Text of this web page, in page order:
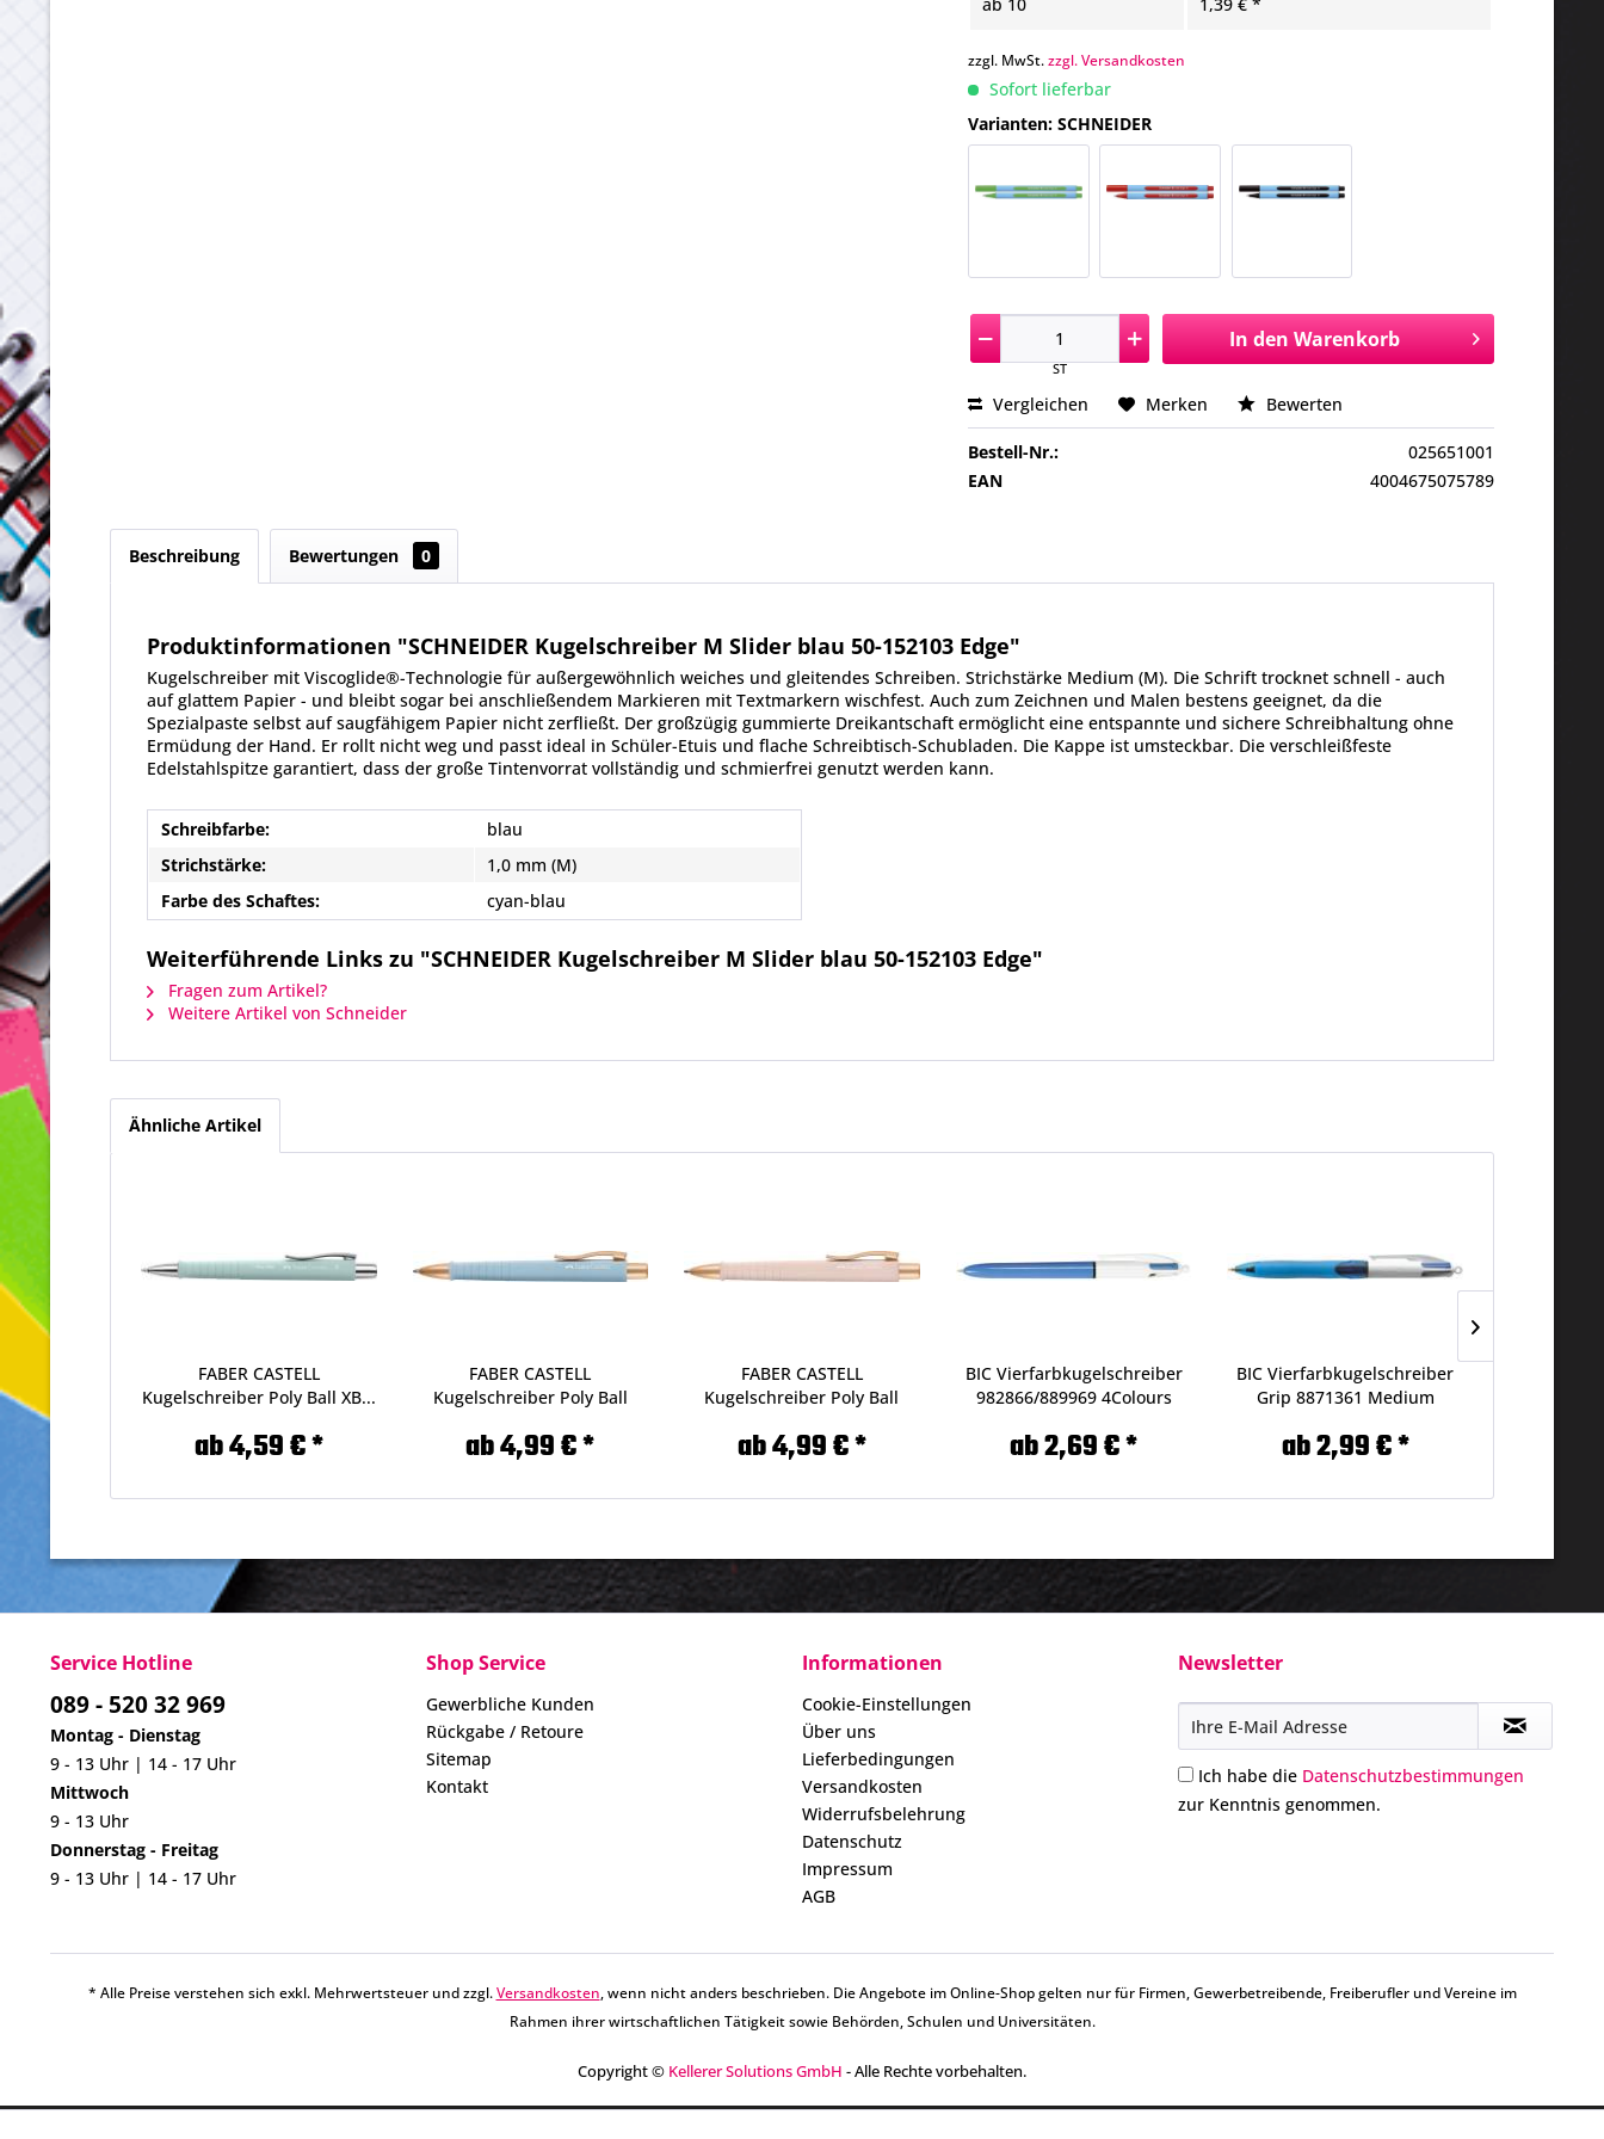
zzgl. MwSt.zzgl. Versandkosten
Sofort lieferbar
Varianten: SCHNEIDER
ST
In den Warenkorb
Vergleichen Merken Bewerten
Bestell-Nr.:
025651001
EAN
4004675075789
Beschreibung Bewertungen 0
Produktinformationen "SCHNEIDER Kugelschreiber M Slider blau 50-152103 Edge"
Kugelschreiber mit Viscoglide®-Technologie für außergewöhnlich weiches und gleitendes Schreiben. Strichstärke Medium (M). Die Schrift trocknet schnell - auch
auf glattem Papier - und bleibt sogar bei anschließendem Markieren mit Textmarkern wischfest. Auch zum Zeichnen und Malen bestens geeignet, da die
Spezialpaste selbst auf saugfähigem Papier nicht zerfließt. Der großzügig gummierte Dreikantschaft ermöglicht eine entspannte und sichere Schreibhaltung ohne
Ermüdung der Hand. Er rollt nicht weg und passt ideal in Schüler-Etuis und flache Schreibtisch-Schubladen. Die Kappe ist umsteckbar. Die verschleißfeste
Edelstahlspitze garantiert, dass der große Tintenvorrat vollständig und schmierfrei genutzt werden kann.
Schreibfarbe:
blau
Strichstärke:
1,0 mm (M)
Farbe des Schaftes:
cyan-blau
Weiterführende Links zu "SCHNEIDER Kugelschreiber M Slider blau 50-152103 Edge"
Fragen zum Artikel?
Weitere Artikel von Schneider
Ähnliche Artikel
FABER CASTELL
Kugelschreiber Poly Ball XB...
ab 4,59 € *
FABER CASTELL
Kugelschreiber Poly Ball
ab 4,99 € *
FABER CASTELL
Kugelschreiber Poly Ball
ab 4,99 € *
BIC Vierfarbkugelschreiber
982866/889969 4Colours
ab 2,69 € *
BIC Vierfarbkugelschreiber
Grip 8871361 Medium
ab 2,99 € *
Service Hotline
089 - 520 32 969
Montag - Dienstag
9 - 13 Uhr | 14 - 17 Uhr
Mittwoch
9 - 13 Uhr
Donnerstag - Freitag
9 - 13 Uhr | 14 - 17 Uhr
Shop Service
Gewerbliche Kunden
Rückgabe / Retoure
Sitemap
Kontakt
Informationen
Cookie-Einstellungen
Über uns
Lieferbedingungen
Versandkosten
Widerrufsbelehrung
Datenschutz
Impressum
AGB
Newsletter
Ich habe die Datenschutzbestimmungen
zur Kenntnis genommen.
* Alle Preise verstehen sich exkl. Mehrwertsteuer und zzgl.Versandkosten, wenn nicht anders beschrieben. Die Angebote im Online-Shop gelten nur für Firmen, Gewerbetreibende, Freiberufler und Vereine im
Rahmen ihrer wirtschaftlichen Tätigkeit sowie Behörden, Schulen und Universitäten.
Copyright © Kellerer Solutions GmbH - Alle Rechte vorbehalten.